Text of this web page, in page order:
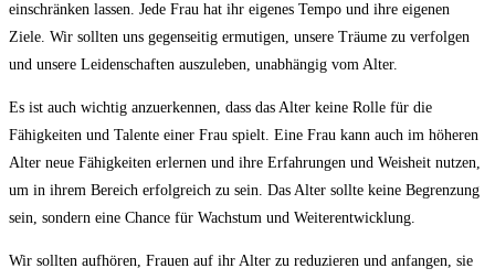
einschränken ​lassen. Jede⁢ Frau hat⁤ ihr​ eigenes Tempo und ihre eigenen⁤
Ziele. ‌Wir sollten uns gegenseitig ermutigen,‌ unsere ⁢Träume zu verfolgen
und unsere Leidenschaften auszuleben,‍ unabhängig vom Alter.
Es‌ ist auch wichtig anzuerkennen, dass das Alter keine Rolle für⁢ die
Fähigkeiten und Talente⁣ einer Frau spielt.⁢ Eine Frau kann auch im⁤ höheren
Alter neue Fähigkeiten ⁤erlernen und ihre Erfahrungen ​und Weisheit nutzen,
um in ‌ihrem Bereich ⁣erfolgreich zu sein. Das Alter sollte keine ​Begrenzung
⁢sein, ⁤sondern eine⁣ Chance für Wachstum ‍und Weiterentwicklung.
Wir ‌sollten aufhören, Frauen auf ihr ‍Alter‍ zu reduzieren und ⁢anfangen, sie